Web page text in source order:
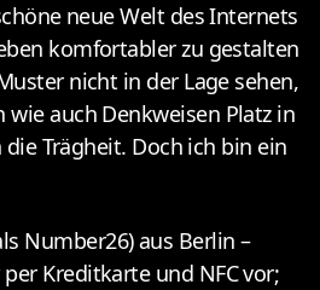
neue Welt des Internets
komfortabler zu gestalten
nicht in der Lage sehen,
auch Denkweisen Platz in
Trägheit. Doch ich bin ein
Number26) aus Berlin –
Kreditkarte und NFC vor;